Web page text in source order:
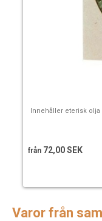
Innehåller eterisk
från 72,00 SEK
Varor från